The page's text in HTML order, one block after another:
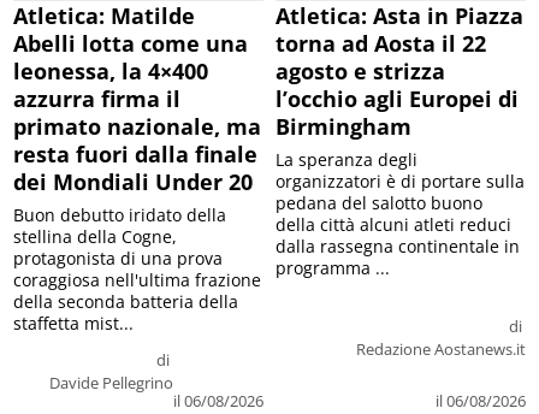
Atletica: Matilde
Abelli lotta come una
leonessa, la 4×400
azzurra firma il
primato nazionale, ma
resta fuori dalla finale
dei Mondiali Under 20
di
Davide Pellegrino
il 06/08/2026
Buon debutto iridato della
stellina della Cogne,
protagonista di una prova
coraggiosa nell'ultima frazione
della seconda batteria della
staffetta mist...
Atletica: Asta in Piazza
torna ad Aosta il 22
agosto e strizza
l’occhio agli Europei di
Birmingham
di
Redazione Aostanews.it
il 06/08/2026
La speranza degli
organizzatori è di portare sulla
pedana del salotto buono
della città alcuni atleti reduci
dalla rassegna continentale in
programma ...